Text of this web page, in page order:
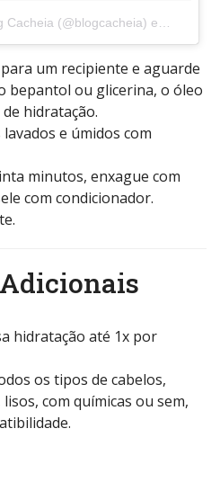
Cacheia (@blogcacheia) em
um recipiente e aguarde
bepantol ou glicerina, o óleo
hidratação.
e úmidos com
minutos, enxague com
com condicionador.
hidratação até 1x por
os tipos de cabelos,
com químicas ou sem,